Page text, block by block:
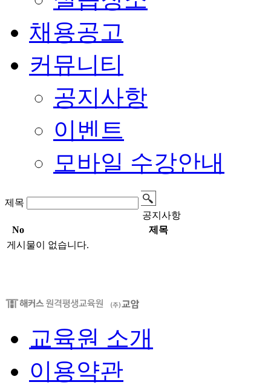
채용공고
커뮤니티
공지사항
이벤트
모바일 수강안내
제목
공지사항
No
제목
게시물이 없습니다.
교육원 소개
이용약관